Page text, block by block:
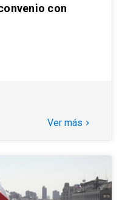
con
Ver más keyboard_arrow_right